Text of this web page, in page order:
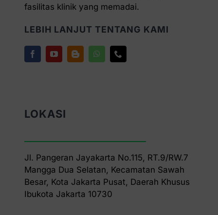
fasilitas klinik yang memadai.
LEBIH LANJUT TENTANG KAMI
LOKASI
Jl. Pangeran Jayakarta No.115, RT.9/RW.7
Mangga Dua Selatan, Kecamatan Sawah
Besar, Kota Jakarta Pusat, Daerah Khusus
Ibukota Jakarta 10730